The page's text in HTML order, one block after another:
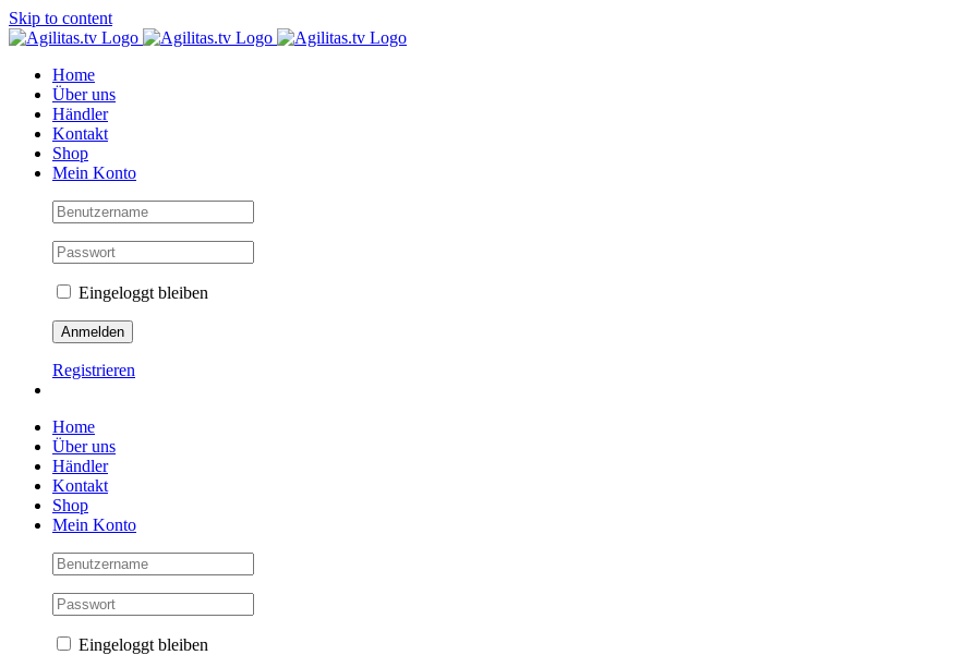
Skip to content
Home
Über uns
Händler
Kontakt
Shop
Mein Konto
Eingeloggt bleiben
Registrieren
Home
Über uns
Händler
Kontakt
Shop
Mein Konto
Eingeloggt bleiben